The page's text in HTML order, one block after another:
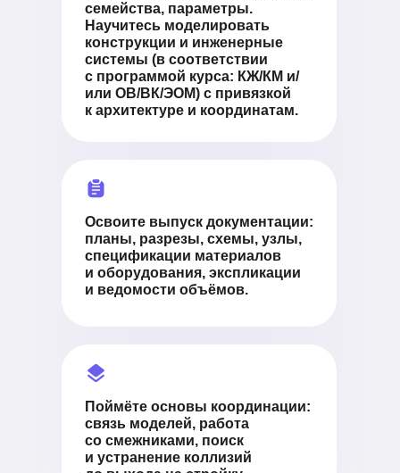
Поймёте основы координации:
связь моделей, работа
со смежниками, поиск
и устранение коллизий
Освоите выпуск документации:
планы, разрезы, схемы, узлы,
спецификации материалов
и оборудования, экспликации
и ведомости объёмов.
семейства, параметры.
Научитесь моделировать
конструкции и инженерные
системы (в соответствии
с программой курса: КЖ/КМ и/
или ОВ/ВК/ЭОМ) с привязкой
к архитектуре и координатам.